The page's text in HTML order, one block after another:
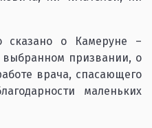
сказано о Камеруне –
призвании, о
врача, спасающего
маленьких